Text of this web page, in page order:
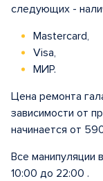
следующих -
Mastercard,
Visa,
МИР.
Цена ремонта
зависимости от
начинается от
Все манипуляции
10:00 до 22:00 .